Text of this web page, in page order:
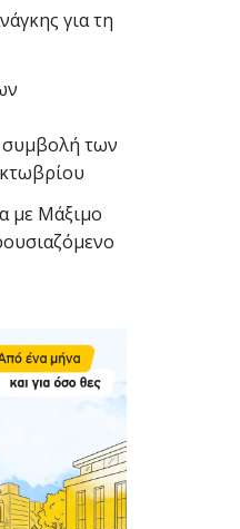
για τη
συμβολή των
με Μάξιμο